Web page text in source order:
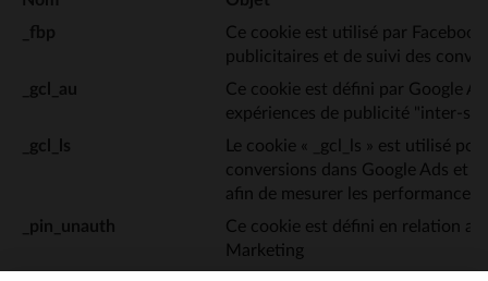
_fbp
Ce cookie est utilisé par Facebook
publicitaires et de suivi des
_gcl_au
Ce cookie est défini par Google
expériences de publicité "inter-
_gcl_ls
Le cookie « _gcl_ls » est utilisé
conversions dans Google Ads et
afin de mesurer les performances
_pin_unauth
Ce cookie est défini en relation
Marketing